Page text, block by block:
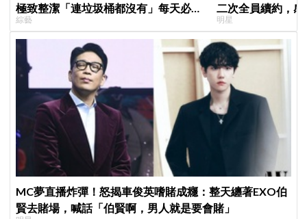
極致整潔「連垃圾桶都沒有」每天必做
一件事
綜藝
二次全員續約，
「TEAM SVT」
明星
MC夢直播炸彈！怒揭車俊英嗜賭成癮：整天纏著EXO伯
賢去賭場，喊話「伯賢啊，男人就是要會賭」